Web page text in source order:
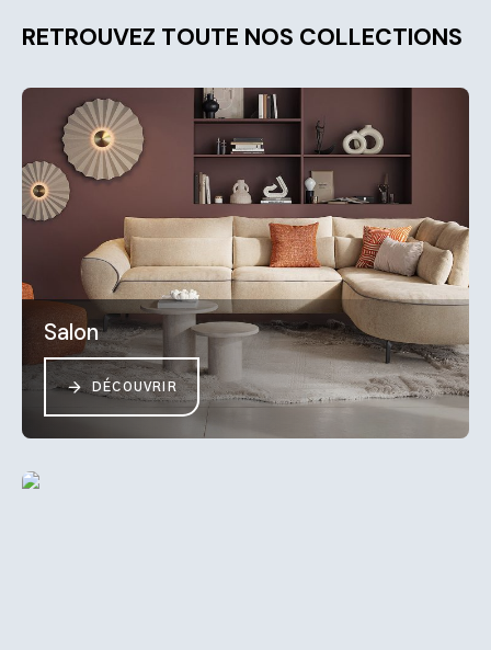
RETROUVEZ TOUTE NOS COLLECTIONS
Salon
DÉCOUVRIR